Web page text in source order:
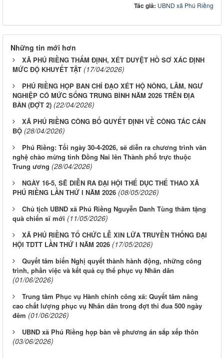
Tác giả: UBND xã Phú Riềng
Những tin mới hơn
XÃ PHÚ RIỀNG THẨM ĐỊNH, XÉT DUYỆT HỒ SƠ XÁC ĐỊNH
MỨC ĐỘ KHUYẾT TẬT (17/04/2026)
PHÚ RIỀNG HỌP BAN CHỈ ĐẠO XÉT HỘ NÔNG, LÂM, NGƯ
NGHIỆP CÓ MỨC SỐNG TRUNG BÌNH NĂM 2026 TRÊN ĐỊA
BÀN (ĐỢT 2) (22/04/2026)
XÃ PHÚ RIỀNG CÔNG BỐ QUYẾT ĐỊNH VỀ CÔNG TÁC CÁN
BỘ (28/04/2026)
Phú Riềng: Tối ngày 30-4-2026, sẽ diễn ra chương trình văn
nghệ chào mừng tỉnh Đồng Nai lên Thành phố trực thuộc
Trung ương (28/04/2026)
NGÀY 16-5, SẼ DIỄN RA ĐẠI HỘI THỂ DỤC THỂ THAO XÃ
PHÚ RIỀNG LẦN THỨ I NĂM 2026 (08/05/2026)
Chủ tịch UBND xã Phú Riềng Nguyễn Danh Tùng thăm tặng
quà chiến sĩ mới (11/05/2026)
XÃ PHÚ RIỀNG TỔ CHỨC LỄ XIN LỬA TRUYỀN THỐNG ĐẠI
HỘI TDTT LẦN THỨ I NĂM 2026 (17/05/2026)
Quyết tâm biến Nghị quyết thành hành động, những công
trình, phần việc và kết quả cụ thể phục vụ Nhân dân
(01/06/2026)
Trung tâm Phục vụ Hành chính công xã: Quyết tâm nâng
cao chất lượng phục vụ Nhân dân trong đợt thi đua 500 ngày
đêm (01/06/2026)
UBND xã Phú Riềng họp bàn về phương án sắp xếp thôn
(03/06/2026)